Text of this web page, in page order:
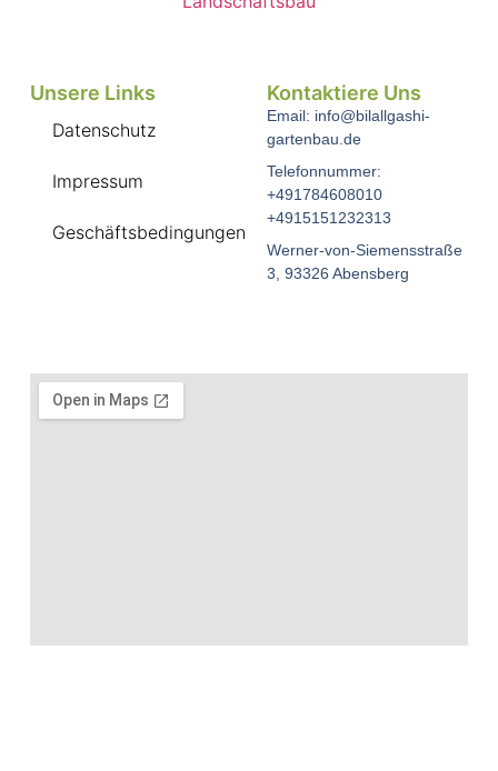
Unsere Links
Datenschutz
Impressum
Geschäftsbedingungen
Kontaktiere Uns
Email: info@bilallgashi-
gartenbau.de
Telefonnummer:
+491784608010
+4915151232313
Werner-von-Siemensstraße
3, 93326 Abensberg